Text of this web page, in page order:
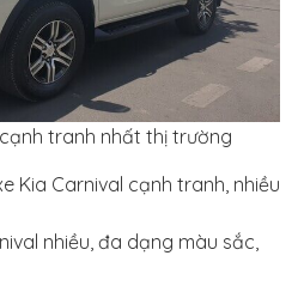
tranh nhất thị trường
Kia Carnival cạnh tranh, nhiều
nhiều, đa dạng màu sắc,